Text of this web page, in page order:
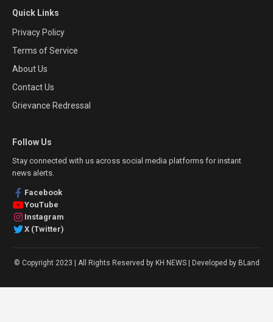
Quick Links
Privacy Policy
Terms of Service
About Us
Contact Us
Grievance Redressal
Follow Us
Stay connected with us across social media platforms for instant
news alerts.
Facebook
YouTube
Instagram
X (Twitter)
© Copyright 2023 | All Rights Reserved by KH NEWS | Developed by BLand